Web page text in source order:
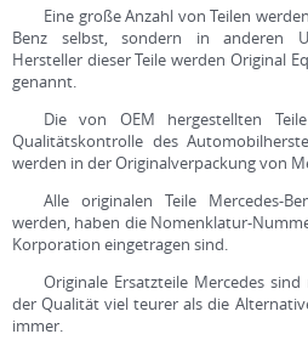
Eine große Anzahl von Teilen
Benz selbst, sondern in anderen
Hersteller dieser Teile werden Оriginal
genannt.
Die von OEM hergestellten
Qualitätskontrolle des
werden in der Originalverpackung von
Alle originalen Teile Mercedes-
werden, haben die Nomenklatur-
Korporation eingetragen sind.
Originale Ersatzteile Mercedes
der Qualität viel teurer als die
immer.